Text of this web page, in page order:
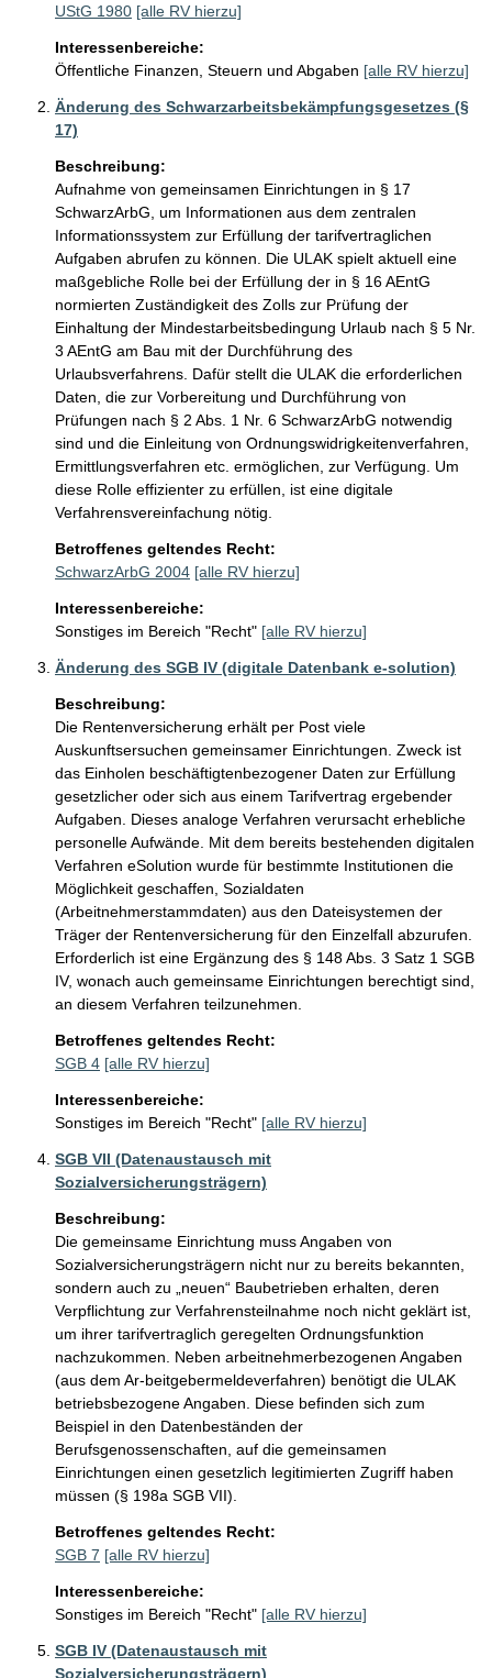
UStG 1980 [alle RV hierzu]
Interessenbereiche:
Öffentliche Finanzen, Steuern und Abgaben [alle RV hierzu]
Änderung des Schwarzarbeitsbekämpfungsgesetzes (§
17)
Beschreibung:
Aufnahme von gemeinsamen Einrichtungen in § 17
SchwarzArbG, um Informationen aus dem zentralen
Informationssystem zur Erfüllung der tarifvertraglichen
Aufgaben abrufen zu können. Die ULAK spielt aktuell eine
maßgebliche Rolle bei der Erfüllung der in § 16 AEntG
normierten Zuständigkeit des Zolls zur Prüfung der
Einhaltung der Mindestarbeitsbedingung Urlaub nach § 5 Nr.
3 AEntG am Bau mit der Durchführung des
Urlaubsverfahrens. Dafür stellt die ULAK die erforderlichen
Daten, die zur Vorbereitung und Durchführung von
Prüfungen nach § 2 Abs. 1 Nr. 6 SchwarzArbG notwendig
sind und die Einleitung von Ordnungswidrigkeitenverfahren,
Ermittlungsverfahren etc. ermöglichen, zur Verfügung. Um
diese Rolle effizienter zu erfüllen, ist eine digitale
Verfahrensvereinfachung nötig.
Betroffenes geltendes Recht:
SchwarzArbG 2004 [alle RV hierzu]
Interessenbereiche:
Sonstiges im Bereich "Recht" [alle RV hierzu]
Änderung des SGB IV (digitale Datenbank e-solution)
Beschreibung:
Die Rentenversicherung erhält per Post viele
Auskunftsersuchen gemeinsamer Einrichtungen. Zweck ist
das Einholen beschäftigtenbezogener Daten zur Erfüllung
gesetzlicher oder sich aus einem Tarifvertrag ergebender
Aufgaben. Dieses analoge Verfahren verursacht erhebliche
personelle Aufwände. Mit dem bereits bestehenden digitalen
Verfahren eSolution wurde für bestimmte Institutionen die
Möglichkeit geschaffen, Sozialdaten
(Arbeitnehmerstammdaten) aus den Dateisystemen der
Träger der Rentenversicherung für den Einzelfall abzurufen.
Erforderlich ist eine Ergänzung des § 148 Abs. 3 Satz 1 SGB
IV, wonach auch gemeinsame Einrichtungen berechtigt sind,
an diesem Verfahren teilzunehmen.
Betroffenes geltendes Recht:
SGB 4 [alle RV hierzu]
Interessenbereiche:
Sonstiges im Bereich "Recht" [alle RV hierzu]
SGB VII (Datenaustausch mit
Sozialversicherungsträgern)
Beschreibung:
Die gemeinsame Einrichtung muss Angaben von
Sozialversicherungsträgern nicht nur zu bereits bekannten,
sondern auch zu „neuen“ Baubetrieben erhalten, deren
Verpflichtung zur Verfahrensteilnahme noch nicht geklärt ist,
um ihrer tarifvertraglich geregelten Ordnungsfunktion
nachzukommen. Neben arbeitnehmerbezogenen Angaben
(aus dem Ar-beitgebermeldeverfahren) benötigt die ULAK
betriebsbezogene Angaben. Diese befinden sich zum
Beispiel in den Datenbeständen der
Berufsgenossenschaften, auf die gemeinsamen
Einrichtungen einen gesetzlich legitimierten Zugriff haben
müssen (§ 198a SGB VII).
Betroffenes geltendes Recht:
SGB 7 [alle RV hierzu]
Interessenbereiche:
Sonstiges im Bereich "Recht" [alle RV hierzu]
SGB IV (Datenaustausch mit
Sozialversicherungsträgern)